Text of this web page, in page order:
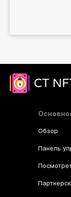
нужно
Обзор
Панель